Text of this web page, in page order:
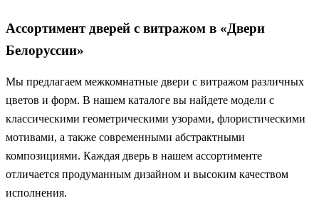
Ассортимент дверей с витражом в «Двери
Белоруссии»
Мы предлагаем межкомнатные двери с витражом различных
цветов и форм. В нашем каталоге вы найдете модели с
классическими геометрическими узорами, флористическими
мотивами, а также современными абстрактными
композициями. Каждая дверь в нашем ассортименте
отличается продуманным дизайном и высоким качеством
исполнения.